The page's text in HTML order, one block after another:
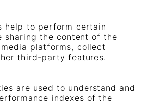
help to perform certain
sharing the content of the
platforms, collect
third-party features.
are used to understand and
indexes of the